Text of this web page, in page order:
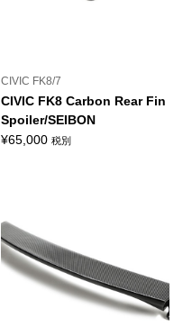
CIVIC FK8/7
CIVIC FK8 Carbon Rear Fin
Spoiler/SEIBON
¥65,000 税別